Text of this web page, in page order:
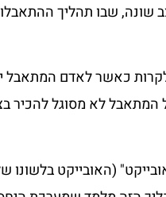
שונה, שבו תהליך
כאשר לאדם
לא מסוגל להכיר
(האובייקט בלשונו